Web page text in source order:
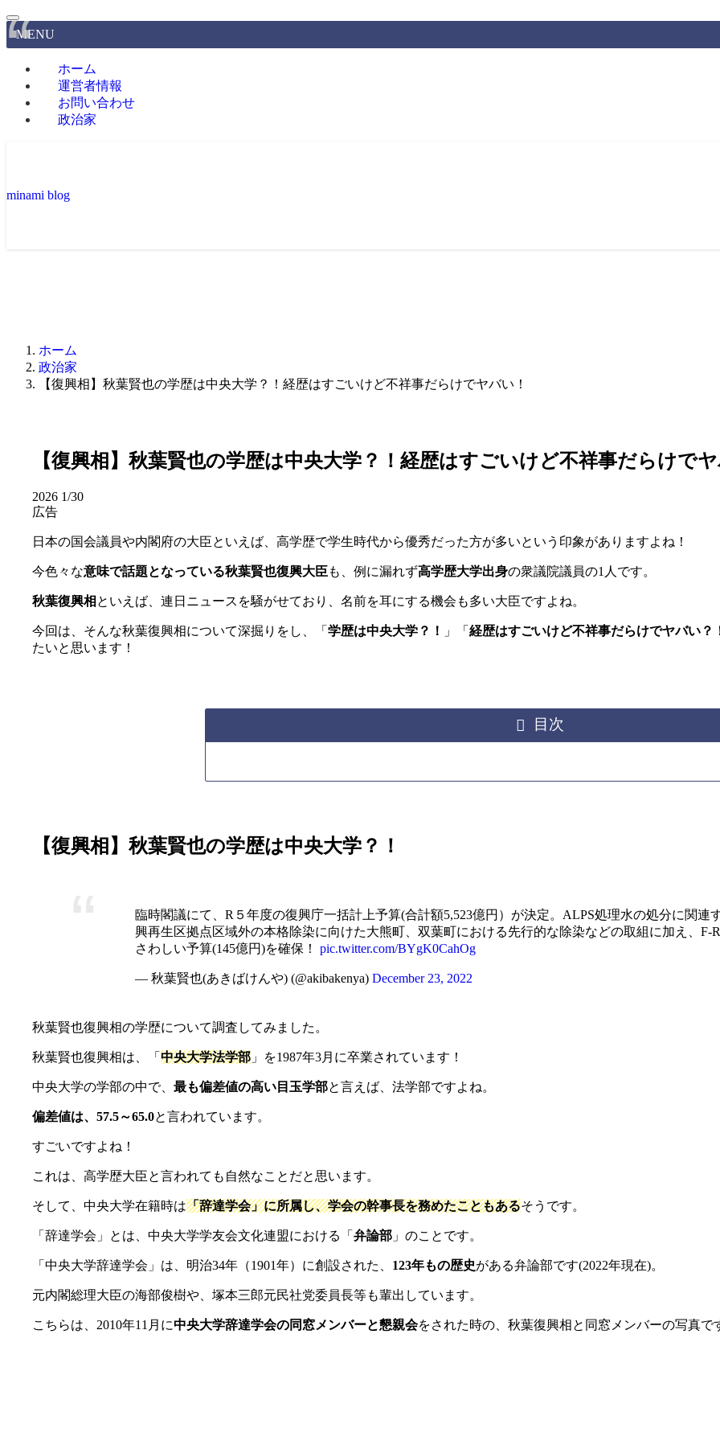
MENU
ホーム
運営者情報
お問い合わせ
政治家
minami blog
ホーム
政治家
【復興相】秋葉賢也の学歴は中央大学？！経歴はすごいけど不祥事だらけでヤバい！
【復興相】秋葉賢也の学歴は中央大学？！経歴はすごいけど不祥事だらけで
2026 1/30
広告
日本の国会議員や内閣府の大臣といえば、高学歴で学生時代から優秀だった方が多いという印象がありますよね！
今色々な意味で話題となっている秋葉賢也復興大臣も、例に漏れず高学歴大学出身の衆議院議員の1人です。
秋葉復興相 といえば、連日ニュースを騒がせており、名前を耳にする機会も多い大臣ですよね。
今回は、そんな秋葉復興相について深掘りをし、「 学歴は中央大学？！ 」「 経歴はすごいけど不祥事だらけでヤバい？
たいと思います！
目次
【復興相】秋葉賢也の学歴は中央大学？！
臨時閣議にて、R５年度の復興庁一括計上予算(合計額5,523億円）が決定。ALPS処理水の処分に関連
興再生区拠点区域外の本格除染に向けた大熊町、双葉町における先行的な除染などの取組に加え、F-
さわしい予算(145億円)を確保！ pic.twitter.com/BYgK0CahOg
— 秋葉賢也(あきばけんや) (@akibakenya) December 23, 2022
秋葉賢也復興相の学歴について調査してみました。
秋葉賢也復興相は、「 中央大学法学部 」を1987年3月に卒業されています！
中央大学の学部の中で、 最も偏差値の高い目玉学部と言えば、法学部ですよね。
偏差値は、57.5～65.0と言われています。
すごいですよね！
これは、高学歴大臣と言われても自然なことだと思います。
そして、中央大学在籍時は「辞達学会」に所属し、学会の幹事長を務めたこともあるそうです。
「辞達学会」とは、中央大学学友会文化連盟における「 弁論部 」のことです。
「中央大学辞達学会」は、明治34年（1901年）に創設された、 123年もの歴史がある弁論部です(2022年現在)。
元内閣総理大臣の海部俊樹や、塚本三郎元民社党委員長等も輩出しています。
こちらは、2010年11月に中央大学辞達学会の同窓メンバーと懇親会をされた時の、秋葉復興相と同窓メンバーの写真で